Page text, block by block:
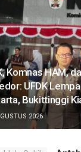
Komnas HAM,
UFDK
Bukittinggi
2026